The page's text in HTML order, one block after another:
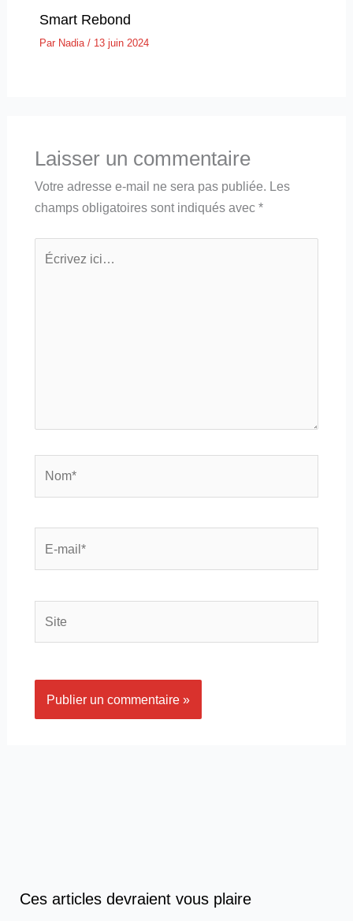
Smart Rebond
Par Nadia / 13 juin 2024
Laisser un commentaire
Votre adresse e-mail ne sera pas publiée. Les
champs obligatoires sont indiqués avec *
Ces articles devraient vous plaire